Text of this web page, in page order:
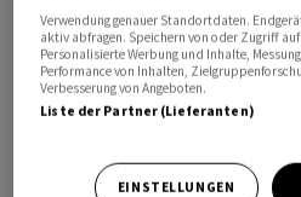
Verwendung genauer Standortdaten.
aktiv abfragen. Speichern von oder Zugriff
Personalisierte Werbung und Inhalte,
Performance von Inhalten,
Verbesserung von Angeboten.
Liste der Partner (Lieferanten)
EINSTELLUNGEN